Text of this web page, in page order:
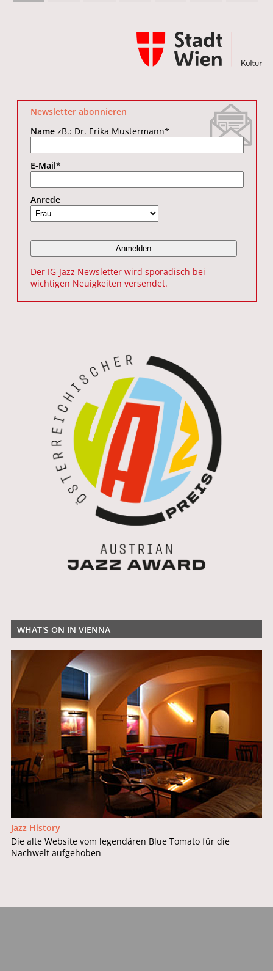
Newsletter abonnieren
NamezB.: Dr. Erika Mustermann*
E-Mail*
Anrede
Der IG-Jazz Newsletter wird sporadisch bei
wichtigen Neuigkeiten versendet.
WHAT'S ON IN VIENNA
Jazz History
Die alte Website vom legendären Blue Tomato für die
Nachwelt aufgehoben